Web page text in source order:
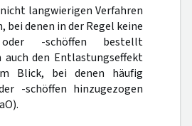
langwierigen Verfahren
bei denen in der Regel keine
oder -schöffen bestellt
auch den Entlastungseffekt
Blick, bei denen häufig
-schöffen hinzugezogen